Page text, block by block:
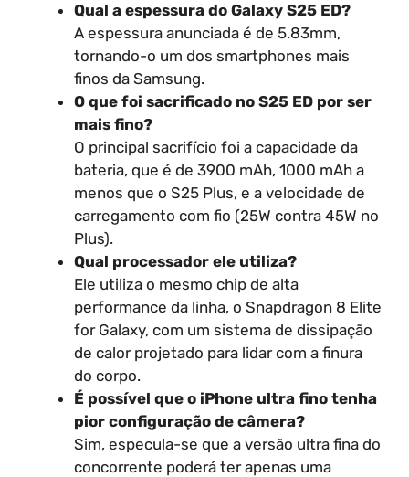
Qual a espessura do Galaxy S25 ED?
A espessura anunciada é de 5.83mm,
tornando-o um dos smartphones mais
finos da Samsung.
O que foi sacrificado no S25 ED por ser
mais fino?
O principal sacrifício foi a capacidade da
bateria, que é de 3900 mAh, 1000 mAh a
menos que o S25 Plus, e a velocidade de
carregamento com fio (25W contra 45W no
Plus).
Qual processador ele utiliza?
Ele utiliza o mesmo chip de alta
performance da linha, o Snapdragon 8 Elite
for Galaxy, com um sistema de dissipação
de calor projetado para lidar com a finura
do corpo.
É possível que o iPhone ultra fino tenha
pior configuração de câmera?
Sim, especula-se que a versão ultra fina do
concorrente poderá ter apenas uma